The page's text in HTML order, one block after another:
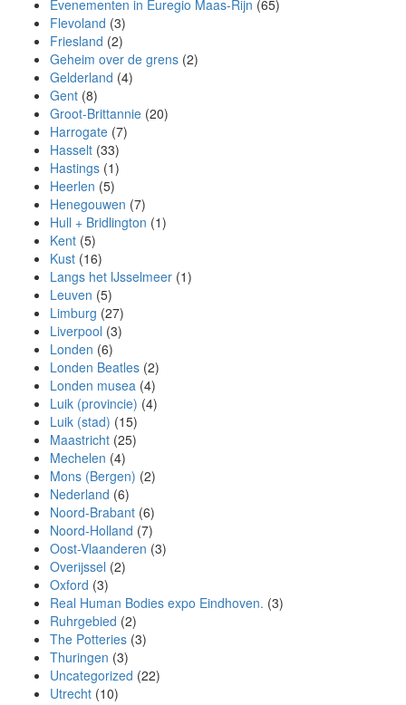
Evenementen in Euregio Maas-Rijn (65)
Flevoland (3)
Friesland (2)
Geheim over de grens (2)
Gelderland (4)
Gent (8)
Groot-Brittannie (20)
Harrogate (7)
Hasselt (33)
Hastings (1)
Heerlen (5)
Henegouwen (7)
Hull + Bridlington (1)
Kent (5)
Kust (16)
Langs het IJsselmeer (1)
Leuven (5)
Limburg (27)
Liverpool (3)
Londen (6)
Londen Beatles (2)
Londen musea (4)
Luik (provincie) (4)
Luik (stad) (15)
Maastricht (25)
Mechelen (4)
Mons (Bergen) (2)
Nederland (6)
Noord-Brabant (6)
Noord-Holland (7)
Oost-Vlaanderen (3)
Overijssel (2)
Oxford (3)
Real Human Bodies expo Eindhoven. (3)
Ruhrgebied (2)
The Potteries (3)
Thuringen (3)
Uncategorized (22)
Utrecht (10)